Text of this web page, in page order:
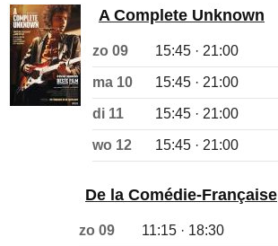
A Complete Unknown
zo 09 15:45 · 21:00
ma 10 15:45 · 21:00
di 11 15:45 · 21:00
wo 12 15:45 · 21:00
De la Comédie-Française
zo 09 11:15 · 18:30